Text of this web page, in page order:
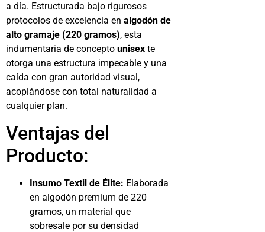
a día. Estructurada bajo rigurosos
protocolos de excelencia en algodón de
alto gramaje (220 gramos), esta
indumentaria de concepto unisex te
otorga una estructura impecable y una
caída con gran autoridad visual,
acoplándose con total naturalidad a
cualquier plan.
Ventajas del
Producto:
Insumo Textil de Élite: Elaborada
en algodón premium de 220
gramos, un material que
sobresale por su densidad